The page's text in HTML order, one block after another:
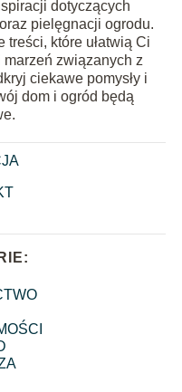
dotyczących
pielęgnacji ogrodu.
treści, które ułatwią Ci
związanych z
ciekawe pomysły i
dom i ogród będą